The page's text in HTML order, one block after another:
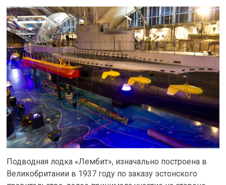
Подводная лодка «Лембит», изначально построена в
Великобритании в 1937 году по заказу эстонского